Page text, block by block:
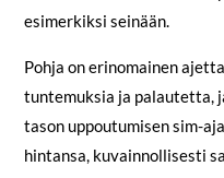
esimerkiksi seinään.
Pohja on erinomainen
tuntemuksia ja palautetta,
tason uppoutumisen sim-
hintansa, kuvainnollisesti